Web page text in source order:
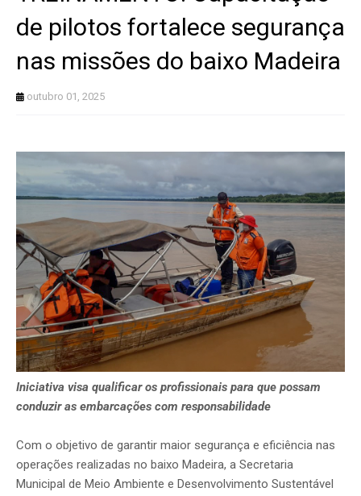
de pilotos fortalece segurança
nas missões do baixo Madeira
outubro 01, 2025
Iniciativa visa qualificar os profissionais para que possam
conduzir as embarcações com responsabilidade
Com o objetivo de garantir maior segurança e eficiência nas
operações realizadas no baixo Madeira, a Secretaria
Municipal de Meio Ambiente e Desenvolvimento Sustentável